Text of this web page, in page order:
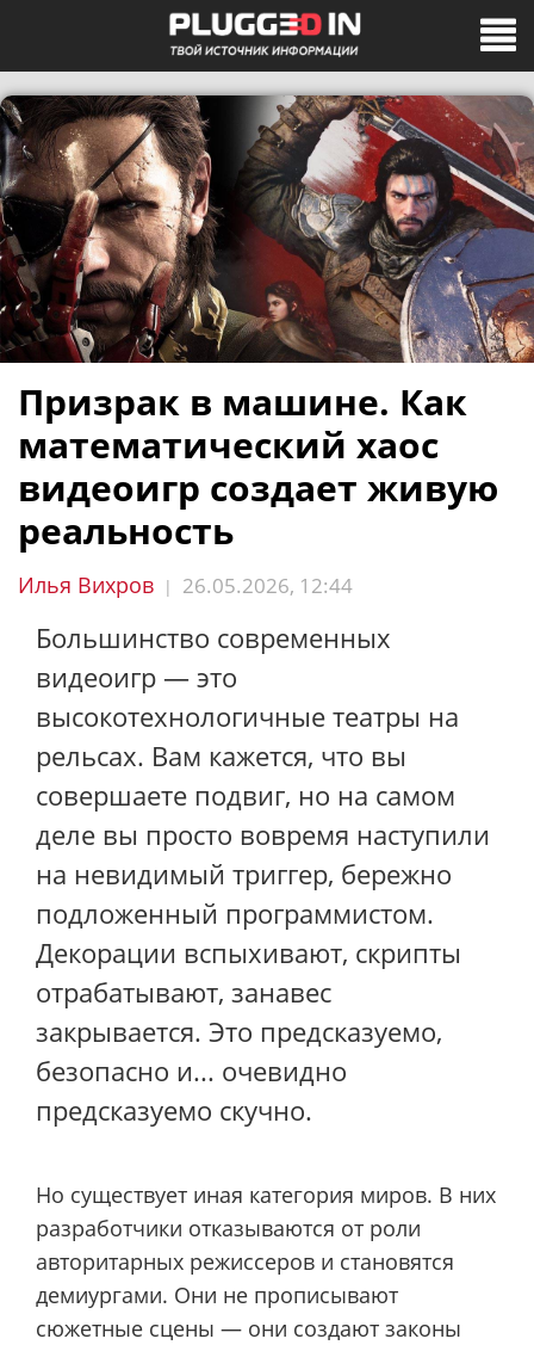
Призрак в машине. Как
математический хаос
видеоигр создает живую
реальность
Илья Вихров | 26.05.2026, 12:44
Большинство современных
видеоигр — это
высокотехнологичные театры на
рельсах. Вам кажется, что вы
совершаете подвиг, но на самом
деле вы просто вовремя наступили
на невидимый триггер, бережно
подложенный программистом.
Декорации вспыхивают, скрипты
отрабатывают, занавес
закрывается. Это предсказуемо,
безопасно и... очевидно
предсказуемо скучно.
Но существует иная категория миров. В них
разработчики отказываются от роли
авторитарных режиссеров и становятся
демиургами. Они не прописывают
сюжетные сцены — они создают законы